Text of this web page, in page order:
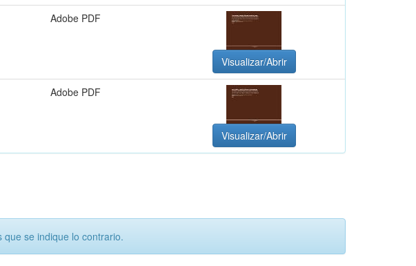
Adobe PDF
Visualizar/Abrir
Adobe PDF
Visualizar/Abrir
se indique lo contrario.